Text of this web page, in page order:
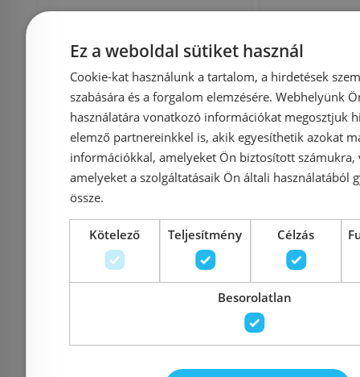
Azonosító: 214276
Cikkszám: SRN_410P
49 900 Ft39 990 Ft
Kosárba
49 900 Ft
-5%
Külső raktáron Rendelésre
Ez a weboldal sütiket használ
Cookie-kat használunk a tartalom, a hirdetések
szabására és a forgalom elemzésére. Webhelyünk
használatára vonatkozó információkat megosztjuk
elemző partnereinkkel is, akik egyesíthetik azokat
információkkal, amelyeket Ön biztosított számukra,
amelyeket a szolgáltatásaik Ön általi használatából
össze.
Kötelező Teljesítmény Célzás
Besorolatlan